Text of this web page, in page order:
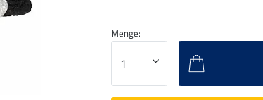
Menge: